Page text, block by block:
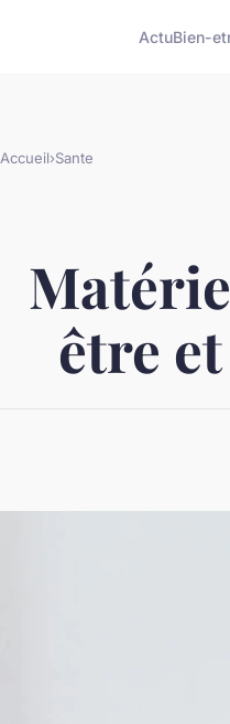
ActuBien-
Accueil›Sante
être